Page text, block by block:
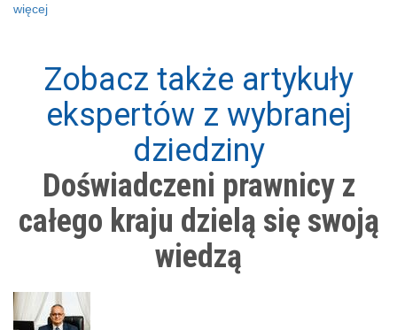
więcej
Zobacz także artykuły
ekspertów z wybranej
dziedziny
Doświadczeni prawnicy z
całego kraju dzielą się swoją
wiedzą